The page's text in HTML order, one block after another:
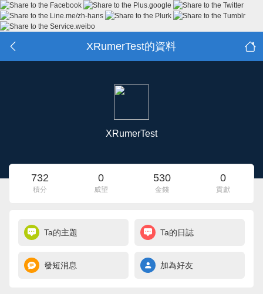
XRumerTest的資料
XRumerTest
732
積分
0
威望
530
金錢
0
貢獻
Ta的主題 Ta的日誌
發短消息 加為好友